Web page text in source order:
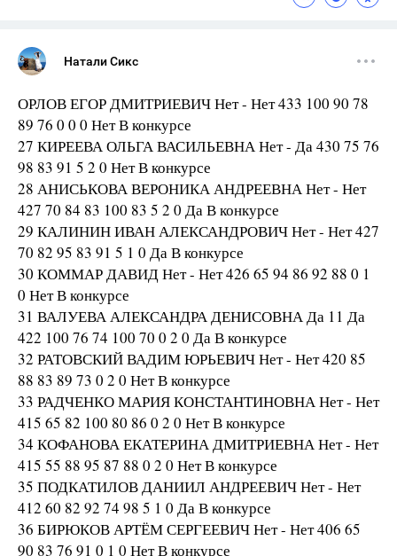
Натали Сикс
ОРЛОВ ЕГОР ДМИТРИЕВИЧ Нет - Нет 433 100 90 78
89 76 0 0 0 Нет В конкурсе
27 КИРЕЕВА ОЛЬГА ВАСИЛЬЕВНА Нет - Да 430 75 76
98 83 91 5 2 0 Нет В конкурсе
28 АНИСЬКОВА ВЕРОНИКА АНДРЕЕВНА Нет - Нет
427 70 84 83 100 83 5 2 0 Да В конкурсе
29 КАЛИНИН ИВАН АЛЕКСАНДРОВИЧ Нет - Нет 427
70 82 95 83 91 5 1 0 Да В конкурсе
30 КОММАР ДАВИД Нет - Нет 426 65 94 86 92 88 0 1
0 Нет В конкурсе
31 ВАЛУЕВА АЛЕКСАНДРА ДЕНИСОВНА Да 11 Да
422 100 76 74 100 70 0 2 0 Да В конкурсе
32 РАТОВСКИЙ ВАДИМ ЮРЬЕВИЧ Нет - Нет 420 85
88 83 89 73 0 2 0 Нет В конкурсе
33 РАДЧЕНКО МАРИЯ КОНСТАНТИНОВНА Нет - Нет
415 65 82 100 80 86 0 2 0 Нет В конкурсе
34 КОФАНОВА ЕКАТЕРИНА ДМИТРИЕВНА Нет - Нет
415 55 88 95 87 88 0 2 0 Нет В конкурсе
35 ПОДКАТИЛОВ ДАНИИЛ АНДРЕЕВИЧ Нет - Нет
412 60 82 92 74 98 5 1 0 Да В конкурсе
36 БИРЮКОВ АРТЁМ СЕРГЕЕВИЧ Нет - Нет 406 65
90 83 76 91 0 1 0 Нет В конкурсе